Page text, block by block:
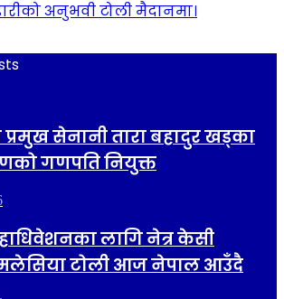
अनुभवी टोली मैदानमा।
सेनानी तारा बहादुर खड्का
गणपति नियुक्त
लागि नेत्र केसी
टोली आज नेपाल आउँदै